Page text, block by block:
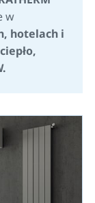
w
hotelach i
ciepło,